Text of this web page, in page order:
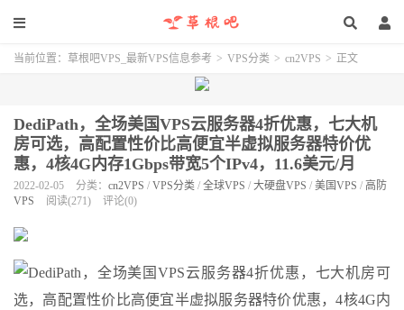
当前位置： 草根吧VPS_最新VPS信息参考 > VPS分类 > cn2VPS > 正文
DediPath，全场美国VPS云服务器4折优惠，七大机
房可选，高配置性价比高便宜半虚拟服务器特价优
惠，4核4G内存1Gbps带宽5个IPv4，11.6美元/月
2022-02-05 分类： cn2VPS / VPS分类 / 全球VPS / 大硬盘VPS / 美国VPS / 高防
VPS
阅读(271) 评论(0)